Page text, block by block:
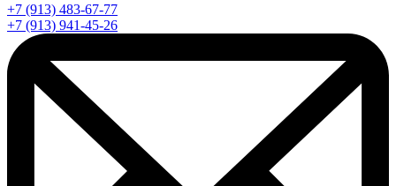
+7 (913) 483-67-77
+7 (913) 941-45-26